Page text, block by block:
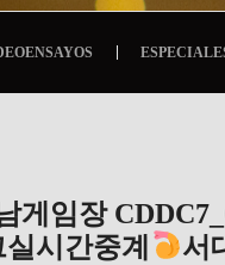
게임장
시간중계
서